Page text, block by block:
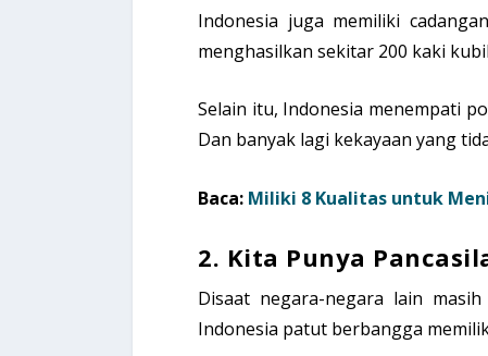
Indonesia juga memiliki
menghasilkan sekitar 200 kaki
Selain itu, Indonesia menempati
Dan banyak lagi kekayaan yang
Baca: Miliki 8 Kualitas untuk
2. Kita Punya
Disaat negara-negara lain
Indonesia patut berbangga